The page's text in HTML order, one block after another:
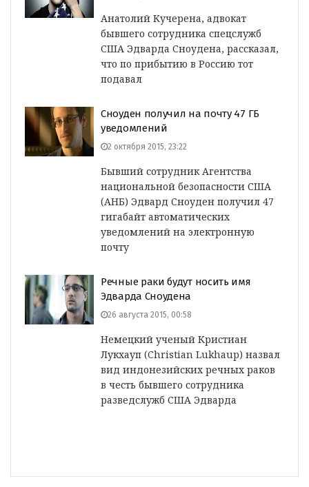
Анатолий Кучерена, адвокат
бывшего сотрудника спецслужб
США Эдварда Сноудена, рассказал,
что по прибытию в Россию тот
подавал
Сноуден получил на почту 47 ГБ
уведомлений
2 октября 2015, 23:22
Бывший сотрудник Агентства
национальной безопасности США
(АНБ) Эдвард Сноуден получил 47
гигабайт автоматических
уведомлений на электронную
почту
Речные раки будут носить имя
Эдварда Сноудена
26 августа 2015, 00:58
Немецкий ученый Кристиан
Лукхауп (Christian Lukhaup) назвал
вид индонезийских речных раков
в честь бывшего сотрудника
разведслужб США Эдварда